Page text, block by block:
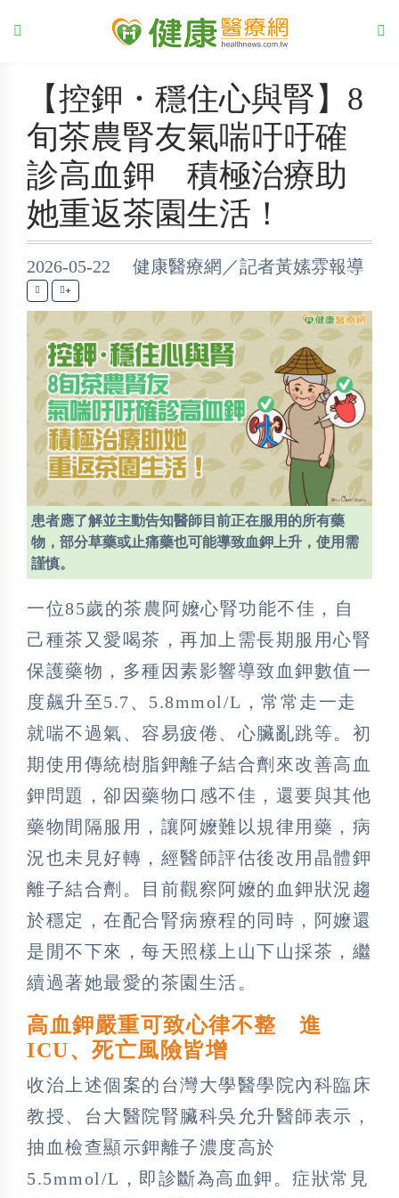
【控鉀・穩住心與腎】8
旬茶農腎友氣喘吁吁確
診高血鉀 積極治療助
她重返茶園生活！
2026-05-22 健康醫療網／記者黃嫊雰報導
+
患者應了解並主動告知醫師目前正在服用的所有藥
物，部分草藥或止痛藥也可能導致血鉀上升，使用需
謹慎。
一位85歲的茶農阿嬤心腎功能不佳，自
己種茶又愛喝茶，再加上需長期服用心腎
保護藥物，多種因素影響導致血鉀數值一
度飆升至5.7、5.8mmol/L，常常走一走
就喘不過氣、容易疲倦、心臟亂跳等。初
期使用傳統樹脂鉀離子結合劑來改善高血
鉀問題，卻因藥物口感不佳，還要與其他
藥物間隔服用，讓阿嬤難以規律用藥，病
況也未見好轉，經醫師評估後改用晶體鉀
離子結合劑。目前觀察阿嬤的血鉀狀況趨
於穩定，在配合腎病療程的同時，阿嬤還
是閒不下來，每天照樣上山下山採茶，繼
續過著她最愛的茶園生活。
高血鉀嚴重可致心律不整 進
ICU、死亡風險皆增
收治上述個案的台灣大學醫學院內科臨床
教授、台大醫院腎臟科吳允升醫師表示，
抽血檢查顯示鉀離子濃度高於
5.5mmol/L，即診斷為高血鉀。症狀常見